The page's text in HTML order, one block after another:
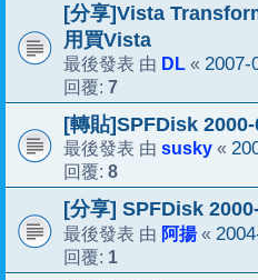
[分享]Vista
用買Vista
最後發表 由 DL « 2007-
回覆: 7
[轉貼]SPFDisk
最後發表 由 susky «
回覆: 8
[分享] SPFDisk
最後發表 由 阿揚«
回覆: 1